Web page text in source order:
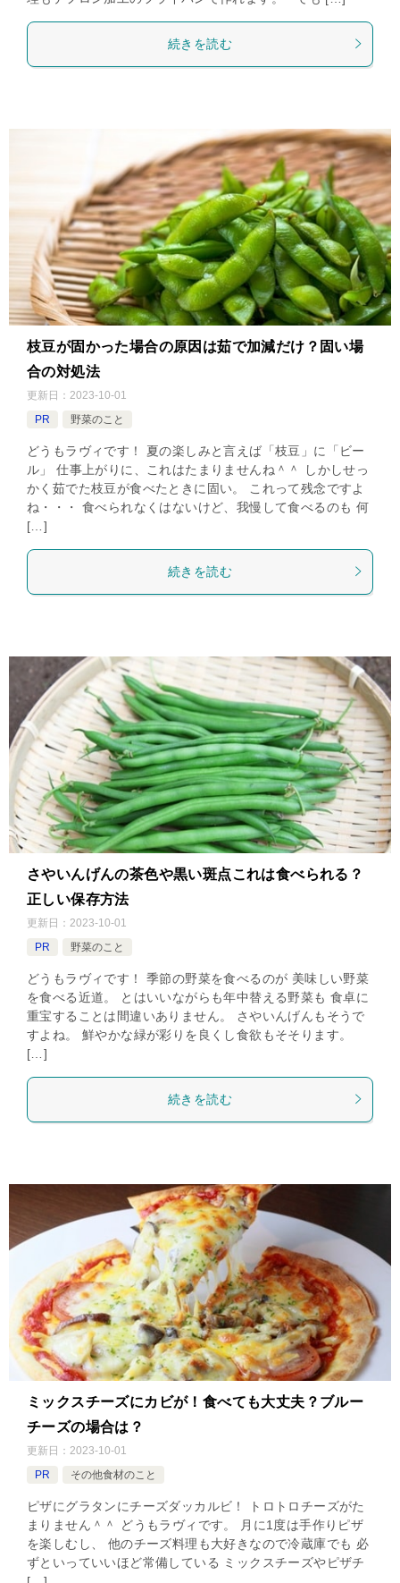
続きを読む
枝豆が固かった場合の原因は茹で加減だけ？固い場
合の対処法
更新日： 2023-10-01
PR
野菜のこと
どうもラヴィです！ 夏の楽しみと言えば「枝豆」に「ビー
ル」 仕事上がりに、これはたまりませんね＾＾ しかしせっ
かく茹でた枝豆が食べたときに固い。 これって残念ですよ
ね・・・ 食べられなくはないけど、我慢して食べるのも 何
[…]
続きを読む
さやいんげんの茶色や黒い斑点これは食べられる？
正しい保存方法
更新日： 2023-10-01
PR
野菜のこと
どうもラヴィです！ 季節の野菜を食べるのが 美味しい野菜
を食べる近道。 とはいいながらも年中替える野菜も 食卓に
重宝することは間違いありません。 さやいんげんもそうで
すよね。 鮮やかな緑が彩りを良くし食欲もそそります。
[…]
続きを読む
ミックスチーズにカビが！食べても大丈夫？ブルー
チーズの場合は？
更新日： 2023-10-01
PR
その他食材のこと
ピザにグラタンにチーズダッカルビ！ トロトロチーズがた
まりません＾＾ どうもラヴィです。 月に1度は手作りピザ
を楽しむし、 他のチーズ料理も大好きなので冷蔵庫でも 必
ずといっていいほど常備している ミックスチーズやピザチ